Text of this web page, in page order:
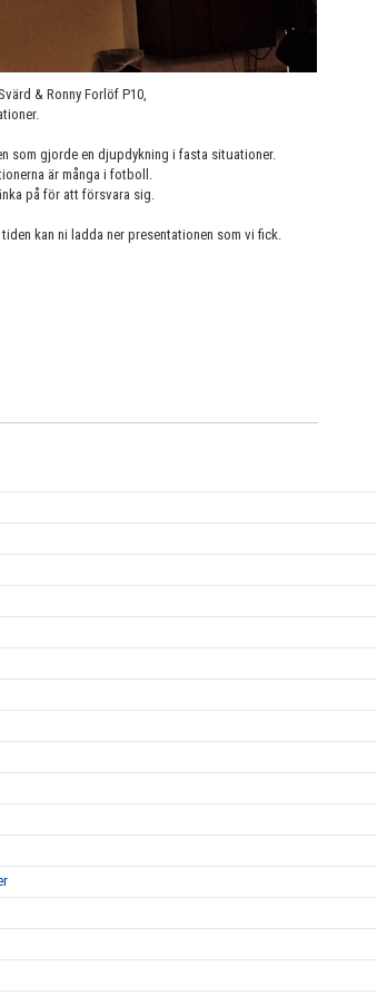
& Ronny Forlöf P10,
som gjorde en djupdykning i fasta situationer.
är många i fotboll.
på för att försvara sig.
kan ni ladda ner presentationen som vi fick.